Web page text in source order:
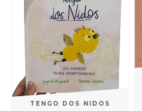
TENGO DOS NIDOS